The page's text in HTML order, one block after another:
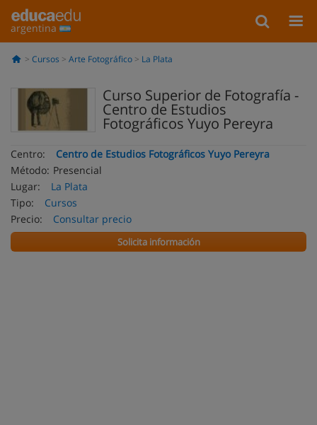
argentina
Cursos Arte Fotográfico La Plata
Curso Superior de Fotografía -
Centro de Estudios
Fotográficos Yuyo Pereyra
Centro:
Centro de Estudios Fotográficos Yuyo Pereyra
Método: Presencial
Lugar:
La Plata
Tipo:
Cursos
Precio:
Consultar precio
Solicita información